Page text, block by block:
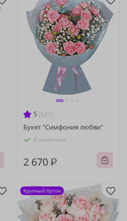
5 (627)
Букет "Симфония любви"
В наличии
2 670 ₽
Крупный бутон